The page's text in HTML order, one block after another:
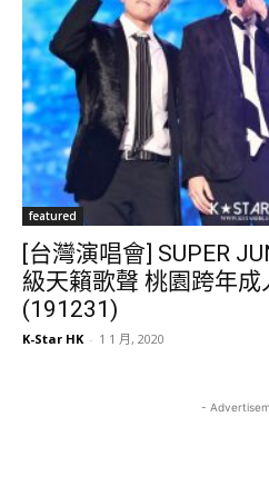
featured
[台灣演唱會] SUPER
級天籟歌聲 桃園跨年
(191231)
K-Star HK - 1 1 月, 2020
-